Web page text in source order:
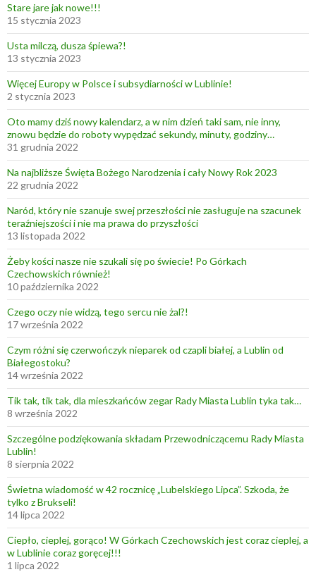
c
o
w
s
k
i
c
h
ó
w
i
!
Stare jare jak nowe!!!
15 stycznia 2023
Usta milczą, dusza śpiewa?!
13 stycznia 2023
Więcej Europy w Polsce i subsydiarności w Lublinie!
2 stycznia 2023
Oto mamy dziś nowy kalendarz, a w nim dzień taki sam, nie inny,
znowu będzie do roboty wypędzać sekundy, minuty, godziny…
31 grudnia 2022
Na najbliższe Święta Bożego Narodzenia i cały Nowy Rok 2023
22 grudnia 2022
Naród, który nie szanuje swej przeszłości nie zasługuje na szacunek
teraźniejszości i nie ma prawa do przyszłości
13 listopada 2022
Żeby kości nasze nie szukali się po świecie! Po Górkach
Czechowskich również!
10 października 2022
Czego oczy nie widzą, tego sercu nie żal?!
17 września 2022
Czym różni się czerwończyk nieparek od czapli białej, a Lublin od
Białegostoku?
14 września 2022
Tik tak, tik tak, dla mieszkańców zegar Rady Miasta Lublin tyka tak…
8 września 2022
Szczególne podziękowania składam Przewodniczącemu Rady Miasta
Lublin!
8 sierpnia 2022
Świetna wiadomość w 42 rocznicę „Lubelskiego Lipca”. Szkoda, że
tylko z Brukseli!
14 lipca 2022
Ciepło, cieplej, gorąco! W Górkach Czechowskich jest coraz cieplej, a
w Lublinie coraz goręcej!!!
1 lipca 2022